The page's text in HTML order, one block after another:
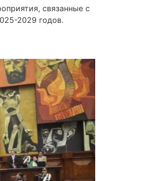
связанные с
2029 годов.